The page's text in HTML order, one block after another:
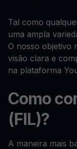
Tal como
uma ampla
O nosso objetivo
visão clara e
na plataforma
Como
(FIL)?
A maneira mais